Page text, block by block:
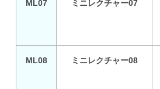
ML07 ミニレクチャー07
ML08 ミニレクチャー08